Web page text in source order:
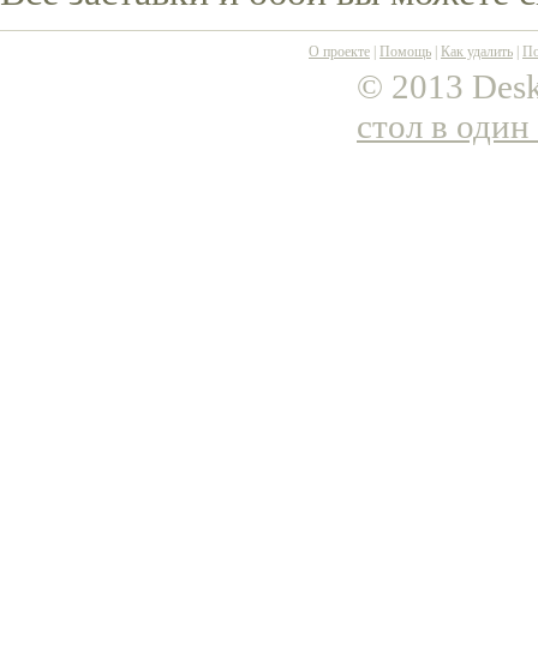
О проекте Помощь Как удалить
© 2013
стол в